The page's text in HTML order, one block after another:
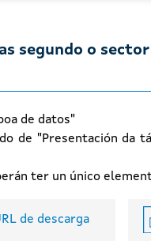
segundo o
de datos"
de "Presentación da
ter un único
de descarga